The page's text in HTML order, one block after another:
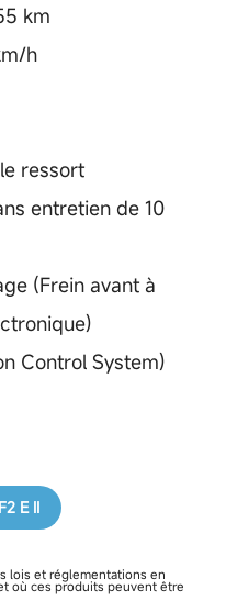
km
h
ressort
entretien de 10
(Frein avant à
Control System)
E II
lois et réglementations en
où ces produits peuvent être